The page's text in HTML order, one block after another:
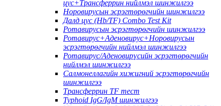
цус+Трансферрин нийлмэл шинжилгээ
Норовирусын эсрэгтөрөгчийн шинжилгээ
Далд цус (Hb/TF) Combo Test Kit
Ротавирусын эсрэгтөрөгчийн шинжилгээ
Ротавирус+Аденовирус+Норовирусын
эсрэгтөрөгчийн нийлмэл шинжилгээ
Ротавирус/Аденовирүсийн эсрэгтөрөгчийн
нийлмэл шинжилгээ
Салмонеллагийн хижигний эсрэгтөрөгчийн
шинжилгээ
Трансферрин TF тест
Typhoid IgG/IgM шинжилгээ